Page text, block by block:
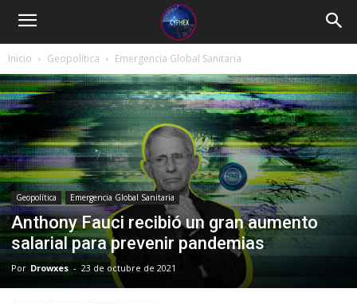
Inicio Geopolítica Emergencia Global Sanitaria
Geopolítica Emergencia Global Sanitaria
Anthony Fauci recibió un gran aumento
salarial para prevenir pandemias
Por Drowxes - 23 de octubre de 2021